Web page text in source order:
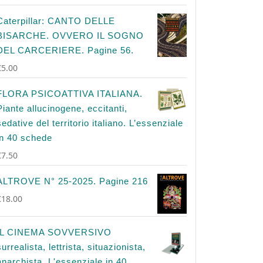
CANTO DELLE
OVVERO IL SOGNO
CARCERIERE. Pagine 56.
5.00
PSICOATTIVA ITALIANA.
allucinogene, eccitanti,
del territorio italiano. L’essenziale
40 schede
7.50
N° 25-2025. Pagine 216
18.00
CINEMA SOVVERSIVO
lettrista, situazionista,